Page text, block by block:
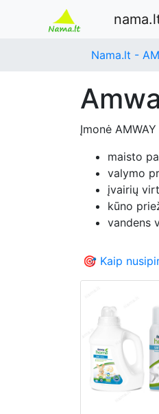
Nama.lt -
Įmonė
maisto
valymo
įvairių
kūno
vandens
🎯 Kaip